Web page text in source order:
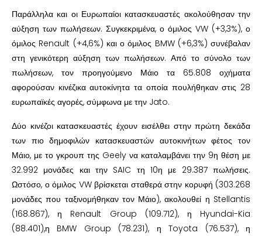
Παράλληλα και οι Ευρωπαίοι κατασκευαστές ακολούθησαν την
αύξηση των πωλήσεων. Συγκεκριμένα, ο όμιλος VW (+3,3%), ο
όμιλος Renault (+4,6%) και ο όμιλος BMW (+6,3%) συνέβαλαν
στη γενικότερη αύξηση των πωλήσεων. Από το σύνολο των
πωλήσεων, τον προηγούμενο Μάιο τα 65.808 οχήματα
αφορούσαν κινέζικα αυτοκίνητα τα οποία πουλήθηκαν στις 28
ευρωπαϊκές αγορές, σύμφωνα με την Jato.
Δύο κινέζοι κατασκευαστές έχουν εισέλθει στην πρώτη δεκάδα
των πιο δημοφιλών κατασκευαστών αυτοκινήτων φέτος τον
Μάιο, με το γκρουπ της Geely να καταλαμβάνει την 9η θέση με
32.992 μονάδες και την SAIC τη 10η με 29.387 πωλήσεις.
Ωστόσο, ο όμιλος VW βρίσκεται σταθερά στην κορυφή (303.268
μονάδες που ταξινομήθηκαν τον Μάιο), ακολουθεί η Stellantis
(168.867), η Renault Group (109.712), η Hyundai-Kia
(88.401),η BMW Group (78.231), η Toyota (76.537), η